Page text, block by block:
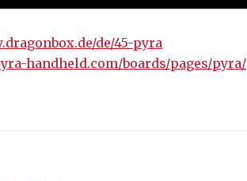
de/45-pyra
handheld.com/boards/pages/pyra/